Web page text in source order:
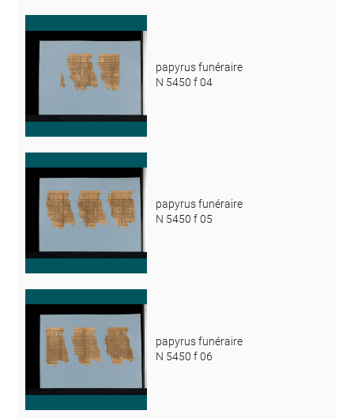
papyrus funéraire
N 5450 f 04
papyrus funéraire
N 5450 f 05
papyrus funéraire
N 5450 f 06